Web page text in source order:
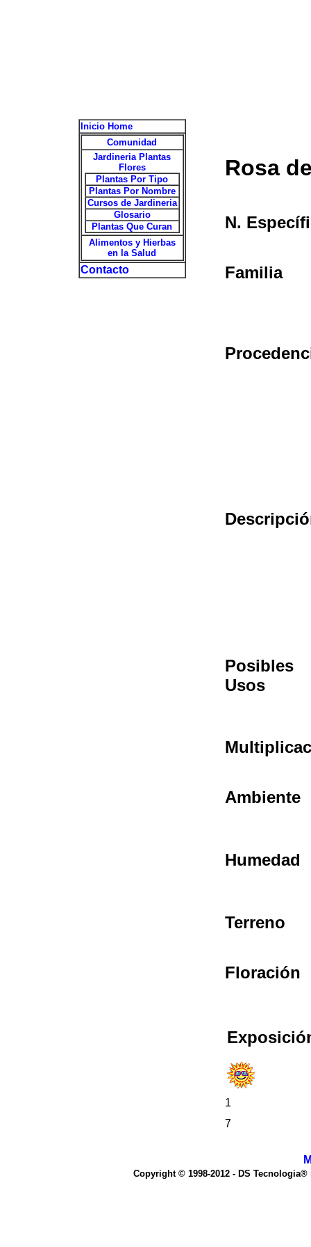
Inicio Home
Comunidad
Jardineria Plantas
Flores
Plantas Por Tipo
Plantas Por Nombre
Cursos de Jardineria
Glosario
Plantas Que Curan
Alimentos y Hierbas
en la Salud
Contacto
Rosa
N.
Familia
Posibles
Usos
Ambiente
Humedad
Terreno
Floración
1
7
Copyright © 1998-2012 - DS Tecnologia®